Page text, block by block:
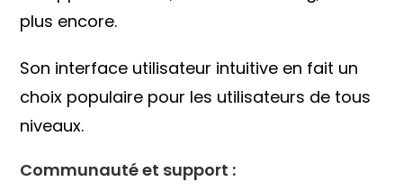
plus encore.
Son interface utilisateur intuitive en fait un
choix populaire pour les utilisateurs de tous
niveaux.
Communauté et support :